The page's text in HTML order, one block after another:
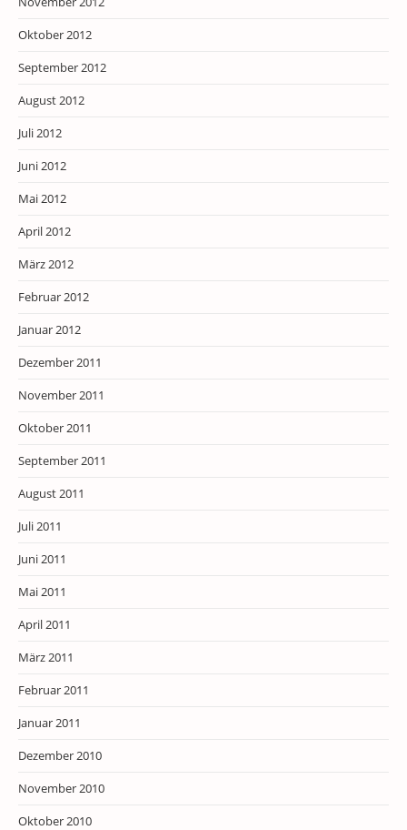
Oktober 2012
September 2012
August 2012
Juli 2012
Juni 2012
Mai 2012
April 2012
März 2012
Februar 2012
Januar 2012
Dezember 2011
November 2011
Oktober 2011
September 2011
August 2011
Juli 2011
Juni 2011
Mai 2011
April 2011
März 2011
Februar 2011
Januar 2011
Dezember 2010
November 2010
Oktober 2010